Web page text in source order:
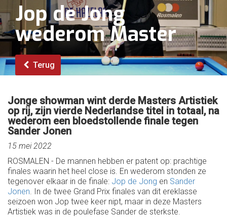
Jop de Jong
wederom Master
Terug
Jonge showman wint derde Masters Artistiek
op rij, zijn vierde Nederlandse titel in totaal, na
wederom een bloedstollende finale tegen
Sander Jonen
15 mei 2022
ROSMALEN - De mannen hebben er patent op: prachtige
finales waarin het heel close is. En wederom stonden ze
tegenover elkaar in de finale: Jop de Jong en Sander
Jonen. In de twee Grand Prix finales van dit ereklasse
seizoen won Jop twee keer nipt, maar in deze Masters
Artistiek was in de poulefase Sander de sterkste.